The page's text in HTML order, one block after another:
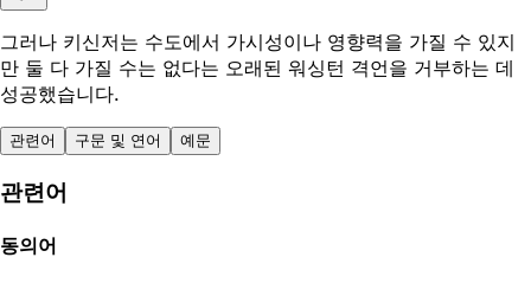
그러나 키신저는 수도에서 가시성이나 영향력을 가질 수 있지
만 둘 다 가질 수는 없다는 오래된 워싱턴 격언을 거부하는 데
성공했습니다.
관련어 구문 및 연어 예문
관련어
동의어